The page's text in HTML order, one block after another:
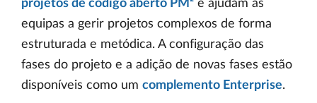
projetos de código aberto PM² e ajudam as
equipas a gerir projetos complexos de forma
estruturada e metódica. A configuração das
fases do projeto e a adição de novas fases estão
disponíveis como um complemento Enterprise.